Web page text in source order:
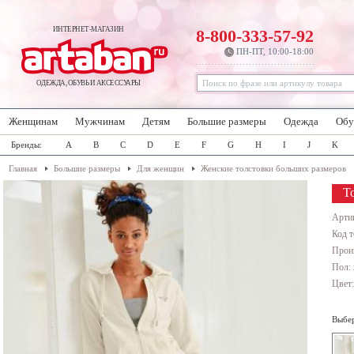
ИНТЕРНЕТ-МАГАЗИН
ОДЕЖДА, ОБУВЬ И АКСЕССУАРЫ
8-800-333-57-92
ПН-ПТ, 10:00-18:00
Женщинам Мужчинам Детям Большие размеры Одежда
Бренды: A B C D E F G H I J K
Главная Большие размеры Для женщин Женские толстовки больших размеров
Код
Пол: